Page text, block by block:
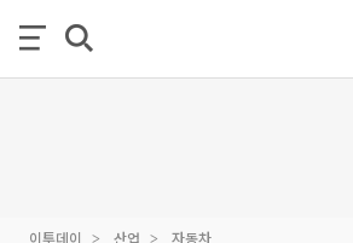
이투데이 산업 자동차